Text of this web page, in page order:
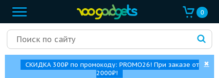
0
СКИДКА 300₽ по промокоду: PROMO26! При заказе от
2000₽!
✖